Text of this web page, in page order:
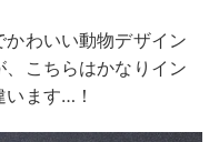
わいい動物デザイン
こちらはかなりイン
ます…！